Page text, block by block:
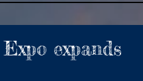
expands